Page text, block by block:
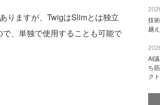
りますが、TwigはSlimとは独立
、単独で使用することも可能で
技
越
AI
ち
ク